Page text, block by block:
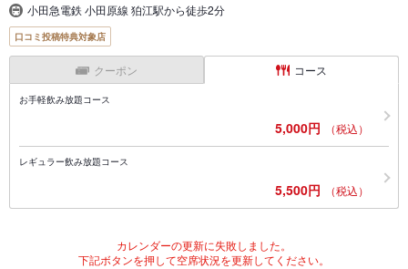
小田急電鉄 小田原線 狛江駅から徒歩2分
口コミ投稿特典対象店
クーポン コース
お手軽飲み放題コース
5,000円 （税込）
レギュラー飲み放題コース
5,500円 （税込）
カレンダーの更新に失敗しました。
下記ボタンを押して空席状況を更新してください。